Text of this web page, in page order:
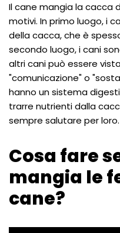
Il cane mangia la cacca
motivi. In primo luogo, i
della cacca, che è
secondo luogo, i cani
altri cani può essere
"comunicazione" o
hanno un sistema
trarre nutrienti dalla
sempre salutare per loro.
Cosa fare
mangia le
cane?